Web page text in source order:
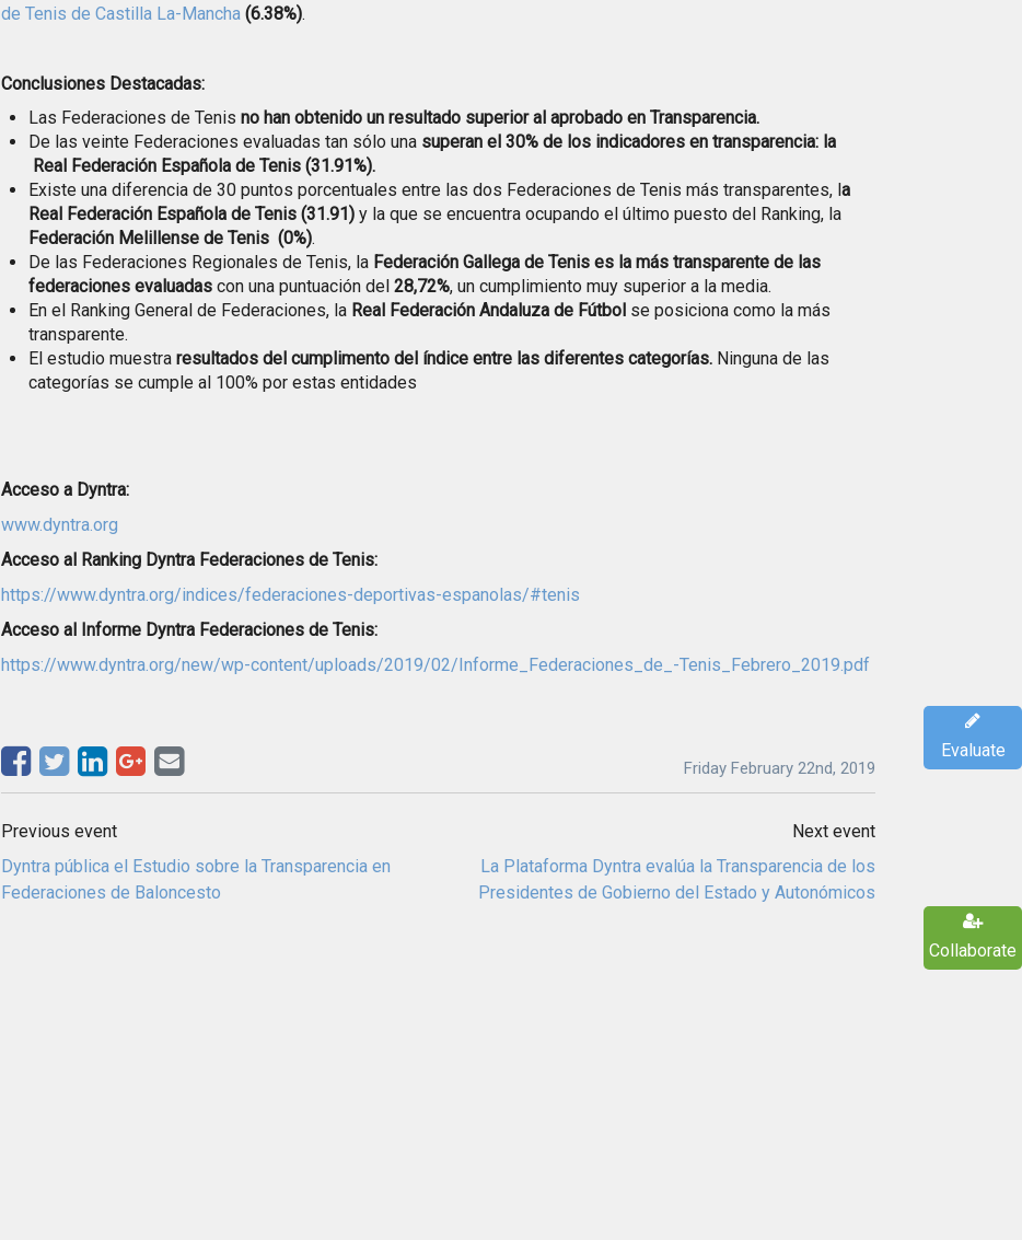
de Tenis de Castilla La-Mancha (6.38%).
Conclusiones Destacadas:
Las Federaciones de Tenis no han obtenido un resultado superior al aprobado en Transparencia.
De las veinte Federaciones evaluadas tan sólo una superan el 30% de los indicadores en transparencia: la
Real Federación Española de Tenis (31.91%).
Existe una diferencia de 30 puntos porcentuales entre las dos Federaciones de Tenis más transparentes, l a
Real Federación Española de Tenis (31.91) y la que se encuentra ocupando el último puesto del Ranking, la
Federación Melillense de Tenis (0%).
De las Federaciones Regionales de Tenis, la Federación Gallega de Tenis es la más transparente de las
federaciones evaluadas con una puntuación del 28,72%, un cumplimiento muy superior a la media.
En el Ranking General de Federaciones, la Real Federación Andaluza de Fútbol se posiciona como la más
transparente.
El estudio muestra resultados del cumplimento del índice entre las diferentes categorías.Ninguna de las
categorías se cumple al 100% por estas entidades
Acceso a Dyntra:
www.dyntra.org
Acceso al Ranking Dyntra Federaciones de Tenis:
https://www.dyntra.org/indices/federaciones-deportivas-espanolas/#tenis
Acceso al Informe Dyntra Federaciones de Tenis:
https://www.dyntra.org/new/wp-content/uploads/2019/02/Informe_Federaciones_de_-Tenis_Febrero_2019.pdf
Friday February 22nd, 2019
Previous event
Dyntra pública el Estudio sobre la Transparencia en
Federaciones de Baloncesto
Next event
La Plataforma Dyntra evalúa la Transparencia de los
Presidentes de Gobierno del Estado y Autonómicos
Evaluate
Collaborate